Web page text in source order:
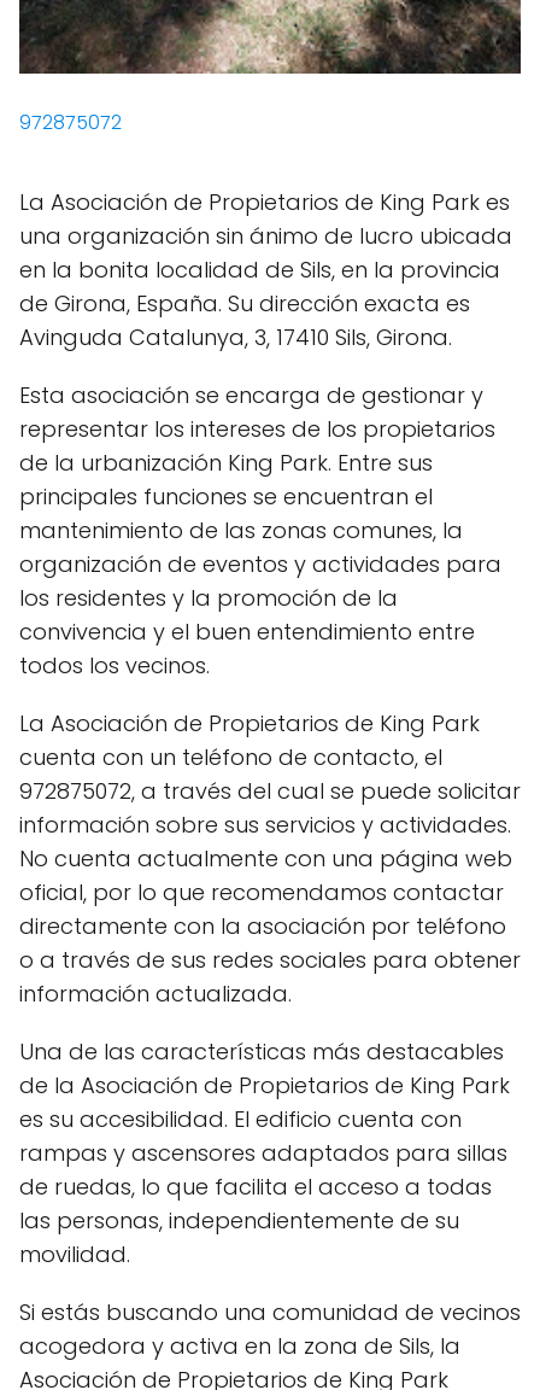
972875072
La Asociación de Propietarios de King Park es
una organización sin ánimo de lucro ubicada
en la bonita localidad de Sils, en la provincia
de Girona, España. Su dirección exacta es
Avinguda Catalunya, 3, 17410 Sils, Girona.
Esta asociación se encarga de gestionar y
representar los intereses de los propietarios
de la urbanización King Park. Entre sus
principales funciones se encuentran el
mantenimiento de las zonas comunes, la
organización de eventos y actividades para
los residentes y la promoción de la
convivencia y el buen entendimiento entre
todos los vecinos.
La Asociación de Propietarios de King Park
cuenta con un teléfono de contacto, el
972875072, a través del cual se puede solicitar
información sobre sus servicios y actividades.
No cuenta actualmente con una página web
oficial, por lo que recomendamos contactar
directamente con la asociación por teléfono
o a través de sus redes sociales para obtener
información actualizada.
Una de las características más destacables
de la Asociación de Propietarios de King Park
es su accesibilidad. El edificio cuenta con
rampas y ascensores adaptados para sillas
de ruedas, lo que facilita el acceso a todas
las personas, independientemente de su
movilidad.
Si estás buscando una comunidad de vecinos
acogedora y activa en la zona de Sils, la
Asociación de Propietarios de King Park